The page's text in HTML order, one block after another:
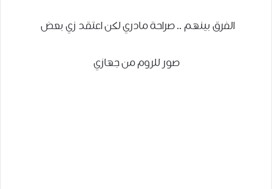
الفرق بينهم .. صراحة مادري لكن اعتقد زي بعض
صور للروم من جهازي